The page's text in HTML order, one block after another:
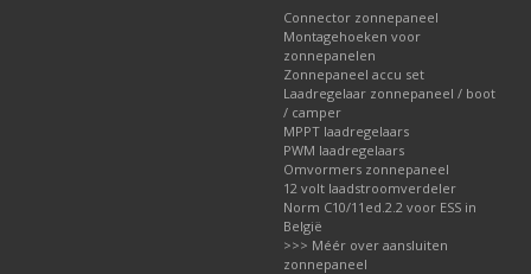
Connector zonnepaneel
Montagehoeken voor
zonnepanelen
Zonnepaneel accu set
Laadregelaar zonnepaneel / boot
/ camper
MPPT laadregelaars
PWM laadregelaars
Omvormers zonnepaneel
12 volt laadstroomverdeler
Norm C10/11ed.2.2 voor ESS in
België
>>> Méér over aansluiten
zonnepaneel